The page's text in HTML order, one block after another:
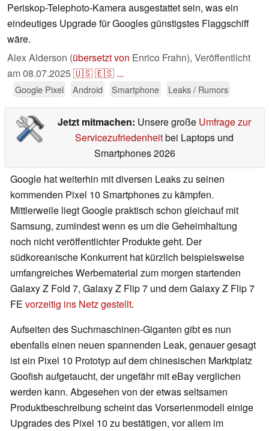
Periskop-Telephoto-Kamera ausgestattet sein, was ein
eindeutiges Upgrade für Googles günstigstes Flaggschiff
wäre.
Alex Alderson (übersetzt von Enrico Frahn), Veröffentlicht
am08.07.2025🇺🇸🇪🇸 ...
Google Pixel Android Smartphone Leaks / Rumors
Jetzt mitmachen: Unsere große Umfrage zur
Servicezufriedenheitbei Laptops und
Smartphones 2026
Google hat weiterhin mit diversen Leaks zu seinen
kommenden Pixel 10 Smartphones zu kämpfen.
Mittlerweile liegt Google praktisch schon gleichauf mit
Samsung, zumindest wenn es um die Geheimhaltung
noch nicht veröffentlichter Produkte geht. Der
südkoreanische Konkurrent hat kürzlich beispielsweise
umfangreiches Werbematerial zum morgen startenden
Galaxy Z Fold 7, Galaxy Z Flip 7 und dem Galaxy Z Flip 7
FE vorzeitig ins Netz gestellt.
Aufseiten des Suchmaschinen-Giganten gibt es nun
ebenfalls einen neuen spannenden Leak, genauer gesagt
ist ein Pixel 10 Prototyp auf dem chinesischen Marktplatz
Goofish aufgetaucht, der ungefähr mit eBay verglichen
werden kann. Abgesehen von der etwas seltsamen
Produktbeschreibung scheint das Vorserienmodell einige
Upgrades des Pixel 10 zu bestätigen, vor allem im